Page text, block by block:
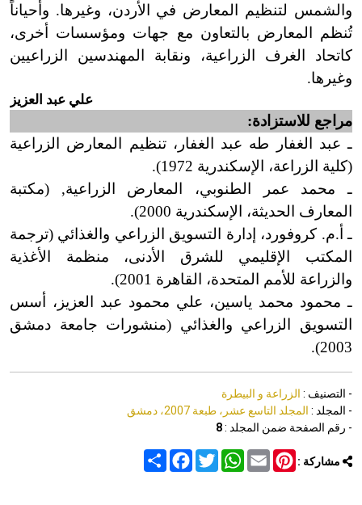
والشمس لتنظيم المعارض في الأردن، وغيرها. وأحياناً
تُنظم المعارض بالتعاون مع جهات ومؤسسات أخرى،
كاتحاد الغرف الزراعية، ونقابة المهندسين الزراعيين
وغيرها.
علي عبد العزيز
مراجع للاستزادة:
ـ عبد الغفار طه عبد الغفار، تنظيم المعارض الزراعية
(كلية الزراعة، الإسكندرية 1972).
ـ محمد عمر الطنوبي، المعارض الزراعية, (مكتبة
المعارف الحديثة، الإسكندرية 2000).
ـ أ.م. كروفورد، إدارة التسويق الزراعي والغذائي (ترجمة
المكتب الإقليمي للشرق الأدنى، منظمة الأغذية
والزراعة للأمم المتحدة، القاهرة 2001).
ـ محمود محمد ياسين، علي محمود عبد العزيز، أسس
التسويق الزراعي والغذائي (منشورات جامعة دمشق
2003).
- التصنيف : الزراعة و البيطرة
- المجلد : المجلد التاسع عشر، طبعة 2007، دمشق
- رقم الصفحة ضمن المجلد :8
مشاركة : Share
FacebookTwitter
WhatsAppEmail
Pinterest